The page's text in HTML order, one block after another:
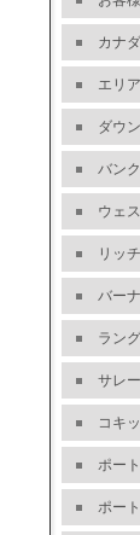
カナ
エリ
ダウ
バン
ウェ
リッ
バー
ラン
サレ
コキ
ポー
ポー